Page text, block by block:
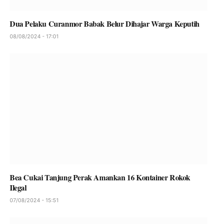
Dua Pelaku Curanmor Babak Belur Dihajar Warga Keputih
08/08/2024 - 17:01
Bea Cukai Tanjung Perak Amankan 16 Kontainer Rokok
Ilegal
07/08/2024 - 15:51